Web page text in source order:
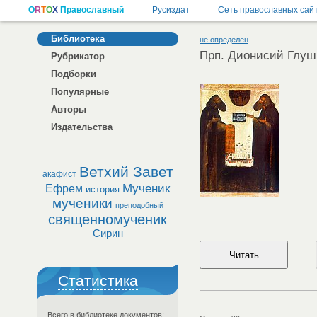
Библиотека
Рубрикатор
Подборки
Популярные
Авторы
Издательства
акафист Ветхий Завет
Ефрем история Мученик
мученики преподобный
священномученик
Сирин
Статистика
Всего в библиотеке документов:
не определен
Прп. Дионисий